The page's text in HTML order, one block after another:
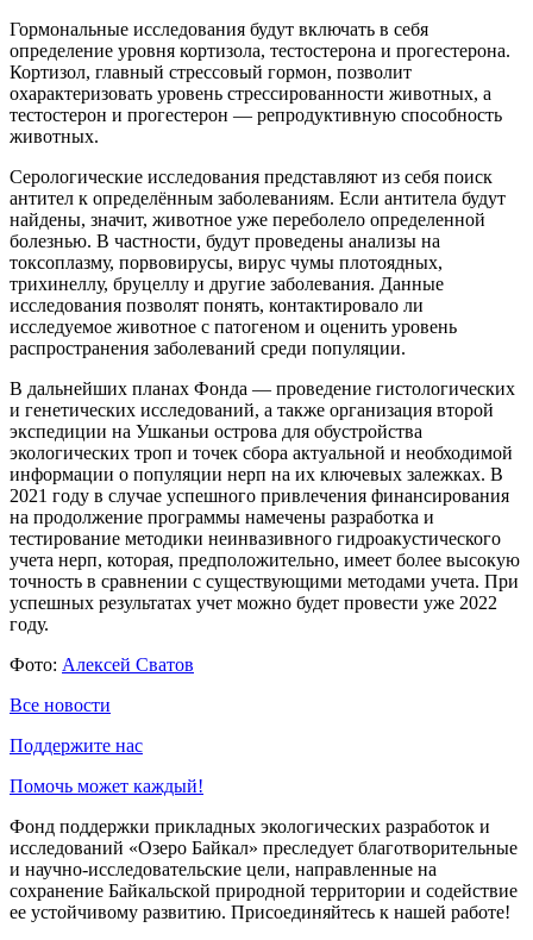
Гормональные исследования будут включать в себя
определение уровня кортизола, тестостерона и прогестерона.
Кортизол, главный стрессовый гормон, позволит
охарактеризовать уровень стрессированности животных, а
тестостерон и прогестерон — репродуктивную способность
животных.
Серологические исследования представляют из себя поиск
антител к определённым заболеваниям. Если антитела будут
найдены, значит, животное уже переболело определенной
болезнью. В частности, будут проведены анализы на
токсоплазму, порвовирусы, вирус чумы плотоядных,
трихинеллу, бруцеллу и другие заболевания. Данные
исследования позволят понять, контактировало ли
исследуемое животное с патогеном и оценить уровень
распространения заболеваний среди популяции.
В дальнейших планах Фонда — проведение гистологических
и генетических исследований, а также организация второй
экспедиции на Ушканьи острова для обустройства
экологических троп и точек сбора актуальной и необходимой
информации о популяции нерп на их ключевых залежках. В
2021 году в случае успешного привлечения финансирования
на продолжение программы намечены разработка и
тестирование методики неинвазивного гидроакустического
учета нерп, которая, предположительно, имеет более высокую
точность в сравнении с существующими методами учета. При
успешных результатах учет можно будет провести уже 2022
году.
Фото: Алексей Сватов
Все новости
Поддержите нас
Помочь может каждый!
Фонд поддержки прикладных экологических разработок и
исследований «Озеро Байкал» преследует благотворительные
и научно-исследовательские цели, направленные на
сохранение Байкальской природной территории и содействие
ее устойчивому развитию. Присоединяйтесь к нашей работе!